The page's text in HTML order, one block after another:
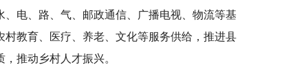
电、路、气、邮政通信、广播电视、物流等基
教育、医疗、养老、文化等服务供给，推进县
推动乡村人才振兴。